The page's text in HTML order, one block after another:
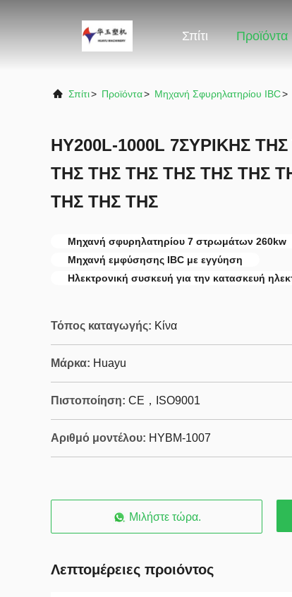
Σπίτι Προϊόντα
Σπίτι> Προϊόντα> Μηχανή Σφυρηλατηρίου IBC>
HY200L-1000L 7ΣΥΡΙΚΗΣ
ΤΗΣ ΤΗΣ ΤΗΣ ΤΗΣ ΤΗΣ ΤΗΣ
ΤΗΣ ΤΗΣ ΤΗΣ
Μηχανή σφυρηλατηρίου 7 στρωμάτων 260kw
Μηχανή εμφύσησης IBC με εγγύηση
Ηλεκτρονική συσκευή για την κατασκευή
Τόπος καταγωγής: Κίνα
Μάρκα: Huayu
Πιστοποίηση: CE，ISO9001
Αριθμό μοντέλου: HYBM-1007
Μιλήστε τώρα.
Λεπτομέρειες προιόντος